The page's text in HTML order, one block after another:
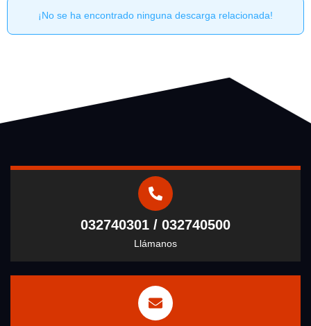
¡No se ha encontrado ninguna descarga relacionada!
032740301 / 032740500
Llámanos